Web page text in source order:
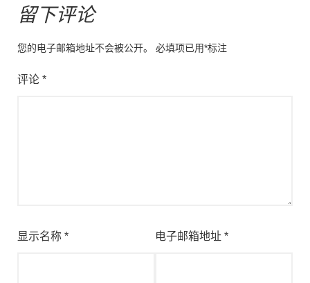
留下评论
您的电子邮箱地址不会被公开。 必填项已用*标注
评论 *
显示名称 * 电子邮箱地址 *